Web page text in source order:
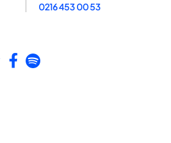
0216 453 00 53